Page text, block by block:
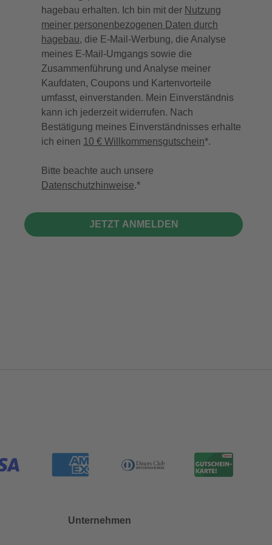
hagebau erhalten. Ich bin mit der Nutzung
meiner personenbezogenen Daten durch
hagebau, die E-Mail-Werbung, die Analyse
meines E-Mail-Umgangs sowie die
Zusammenführung und Analyse meiner
Kaufdaten, Coupons und Kartenvorteile
umfasst, einverstanden. Mein Einverständnis
kann ich jederzeit widerrufen. Nach
Bestätigung meines Einverständnisses erhalte
ich einen 10 € Willkommensgutschein*.
Bitte beachte auch unsere
Datenschutzhinweise.
JETZT ANMELDEN
Unternehmen